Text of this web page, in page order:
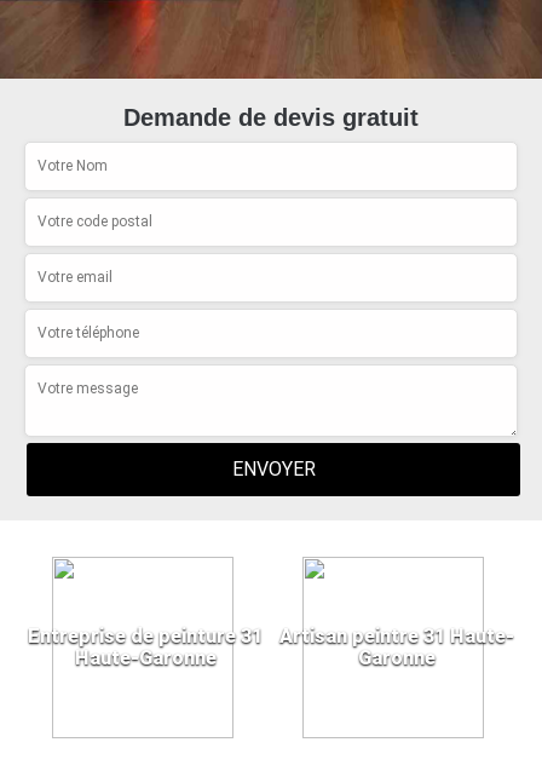
Demande de devis gratuit
Entreprise de peinture 31
Haute-Garonne
Artisan peintre 31 Haute-
Garonne